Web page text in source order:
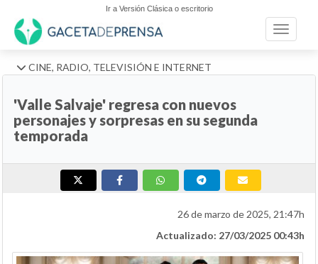
Ir a Versión Clásica o escritorio
Toggle
CINE, RADIO, TELEVISIÓN E INTERNET
'Valle Salvaje' regresa con nuevos
personajes y sorpresas en su segunda
temporada
26 de marzo de 2025, 21:47h
Actualizado: 27/03/2025 00:43h